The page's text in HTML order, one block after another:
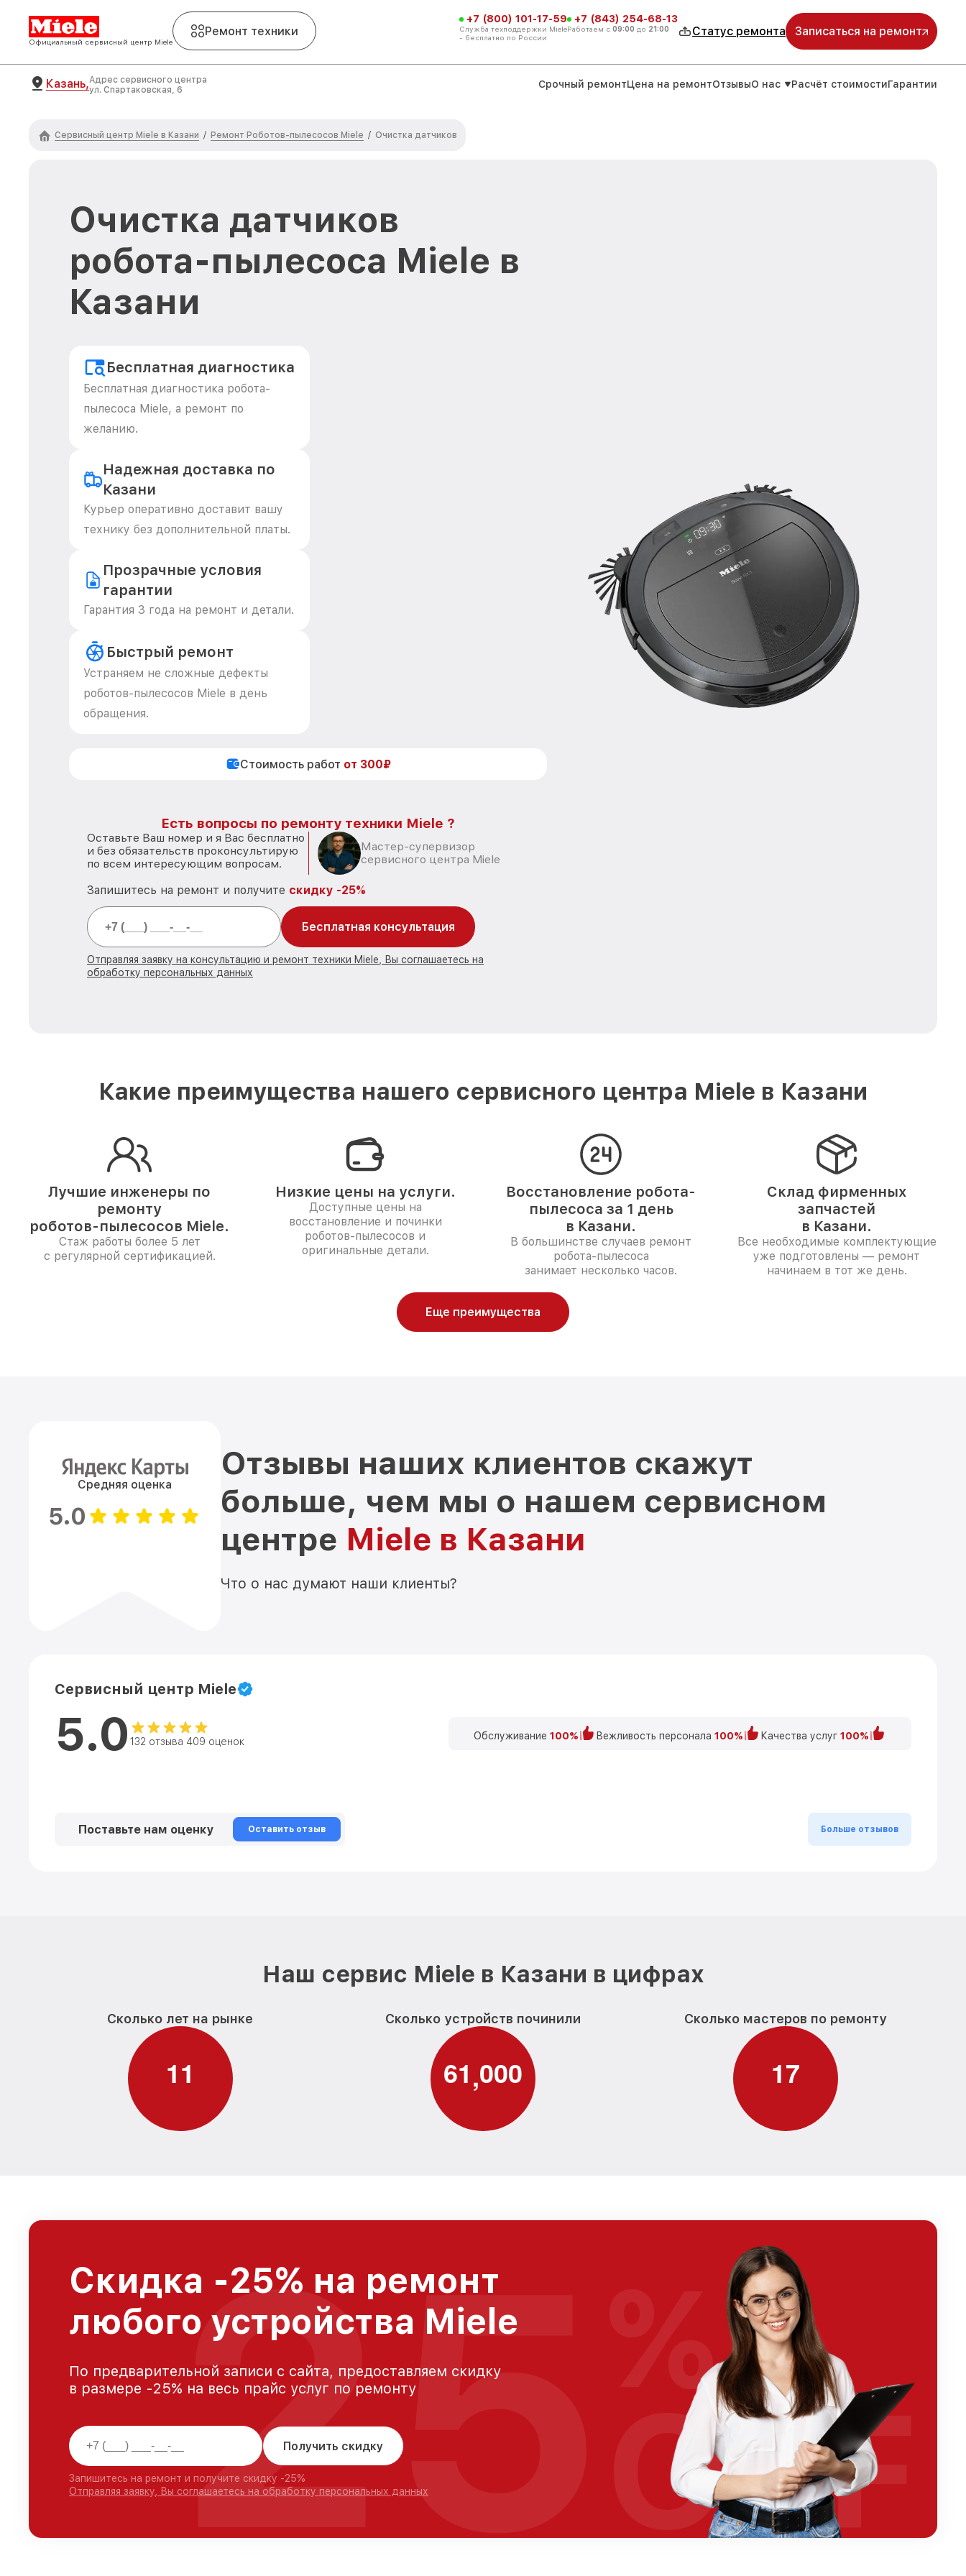
Официальный сервисный центр Miele
Ремонт техники
+7 (800) 101-17-59
Служба техподдержки Miele
- бесплатно по России
+7 (843) 254-68-13
Работаем с 09:00 до 21:00 Статус ремонта Записаться на ремонт
Казань,Адрес сервисного центра
ул. Спартаковская, 6
Срочный ремонтЦена на ремонтОтзывыО нас Расчёт стоимостиГарантии
Сервисный центр Miele в Казани / Ремонт Роботов-пылесосов Miele / Очистка датчиков
Очистка датчиков
робота-пылесоса Miele в
Казани
Бесплатная диагностика
Бесплатная диагностика робота-
пылесоса Miele, а ремонт по
желанию.
Надежная доставка по
Казани
Курьер оперативно доставит вашу
технику без дополнительной платы.
Прозрачные условия
гарантии
Гарантия 3 года на ремонт и детали.
Быстрый ремонт
Устраняем не сложные дефекты
роботов-пылесосов Miele в день
обращения.
Стоимость работ от 300₽
Есть вопросы по ремонту техники Miele ?
Оставьте Ваш номер и я Вас бесплатно
и без обязательств проконсультирую
по всем интересующим вопросам.
Мастер-супервизор
сервисного центра Miele
Запишитесь на ремонт и получите скидку -25%
Бесплатная консультация
Отправляя заявку на консультацию и ремонт техники Miele, Вы соглашаетесь на
обработку персональных данных
Какие преимущества нашего сервисного центра Miele в Казани
Лучшие инженеры по
ремонту
роботов-пылесосов Miele.
Стаж работы более 5 лет
с регулярной сертификацией.
Низкие цены на услуги.
Доступные цены на
восстановление и починки
роботов-пылесосов и
оригинальные детали.
Восстановление робота-
пылесоса за 1 день
в Казани.
В большинстве случаев ремонт
робота-пылесоса
занимает несколько часов.
Склад фирменных
запчастей
в Казани.
Все необходимые комплектующие
уже подготовлены — ремонт
начинаем в тот же день.
Еще преимущества
Средняя оценка
5.0
Отзывы наших клиентов скажут
больше, чем мы о нашем сервисном
центре Miele в Казани
Что о нас думают наши клиенты?
Сервисный центр Miele
5.0 132 отзыва 409 оценок Обслуживание 100% Вежливость персонала 100% Качества услуг 100%
Поставьте нам оценку Оставить отзыв Больше отзывов
Наш сервис Miele в Казани в цифрах
Сколько лет на рынке
11
Сколько устройств починили
61,000
Сколько мастеров по ремонту
17
Скидка -25% на ремонт
любого устройства Miele
По предварительной записи с сайта, предоставляем скидку
в размере -25% на весь прайс услуг по ремонту
Получить скидку
Запишитесь на ремонт и получите скидку -25%
Отправляя заявку, Вы соглашаетесь на обработку персональных данных
25 %
OFF